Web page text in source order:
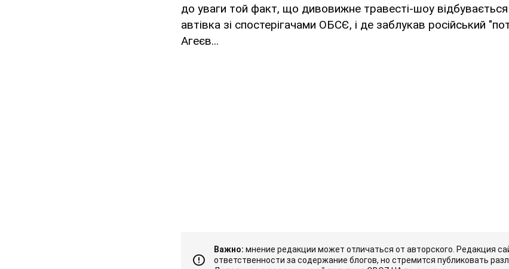
до уваги той факт, що дивовижне травесті-шоу відбувається
автівка зі спостерігачами ОБСЄ, і де заблукав російський
Агеєв...
Важно: мнение редакции может отличаться от авторского. Редакция
ответственности за содержание блогов, но стремится публиковать